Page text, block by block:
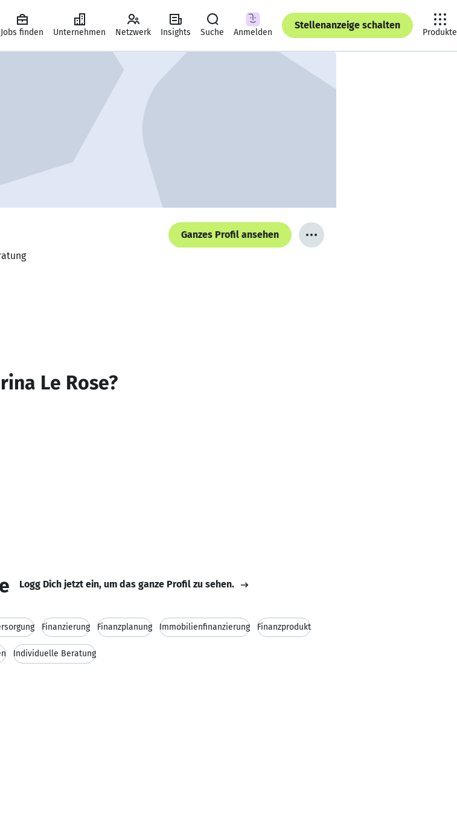
Jobs finden Unternehmen Netzwerk Insights Suche Anmelden
Stellenanzeige schalten
Produkte
Ganzes Profil ansehen
Le Rose?
Logg Dich jetzt ein, um das ganze Profil zu sehen.
Finanzierung Finanzplanung Immobilienfinanzierung Finanzprodukt
Individuelle Beratung